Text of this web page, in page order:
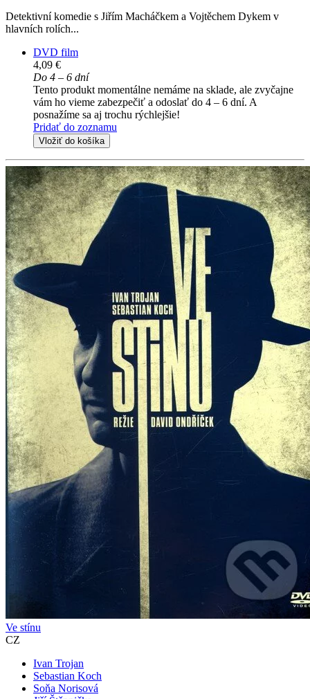
Detektivní komedie s Jiřím Macháčkem a Vojtěchem Dykem v
hlavních rolích...
DVD film
4,09 €
Do 4 – 6 dní
Tento produkt momentálne nemáme na sklade, ale zvyčajne
vám ho vieme zabezpečiť a odoslať do 4 – 6 dní. A
posnažíme sa aj trochu rýchlejšie!
Pridať do zoznamu
Vložiť do košíka
Ve stínu
CZ
Ivan Trojan
Sebastian Koch
Soňa Norisová